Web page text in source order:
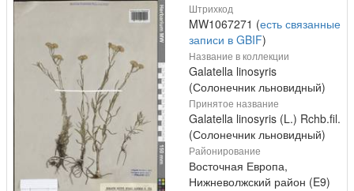
Штрихкод
MW1067271 (есть связанные
записи в GBIF)
Название в коллекции
Galatella linosyris
(Солонечник льновидный)
Принятое название
Galatella linosyris (L.) Rchb.fil.
(Солонечник льновидный)
Районирование
Восточная Европа,
Нижневолжский район (E9)